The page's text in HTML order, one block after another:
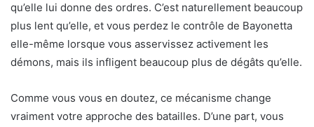
qu’elle lui donne des ordres. C’est naturellement beaucoup
plus lent qu’elle, et vous perdez le contrôle de Bayonetta
elle-même lorsque vous asservissez activement les
démons, mais ils infligent beaucoup plus de dégâts qu’elle.
Comme vous vous en doutez, ce mécanisme change
vraiment votre approche des batailles. D’une part, vous